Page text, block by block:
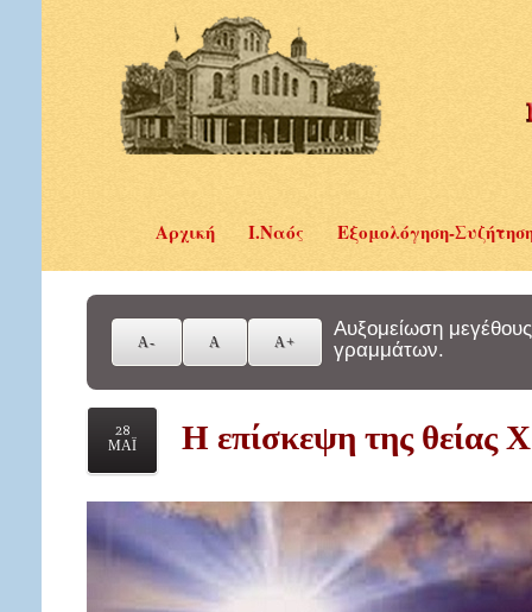
Αρχική Ι.Ναός Εξομολόγηση-
Αυξομείωση μεγέθους
γραμμάτων.
28
ΜΑΪ
Η επίσκεψη της θείας